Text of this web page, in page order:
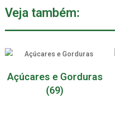
Veja também:
Açúcares e Gorduras
(69)